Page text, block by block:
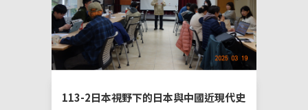
113-2日本視野下的日本與中國近現代史